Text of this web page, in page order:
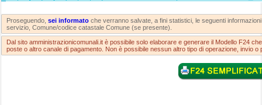
Proseguendo, sei informatoche verranno salvate, a fini statistici, le seguenti
servizio, Comune/codice catastale Comune (se presente).
Dal sito amministrazionicomunali.it è possibile solo elaborare e generare il Modello F24
poste o altro canale di pagamento. Non è possibile nessun altro tipo di operazione, invio o